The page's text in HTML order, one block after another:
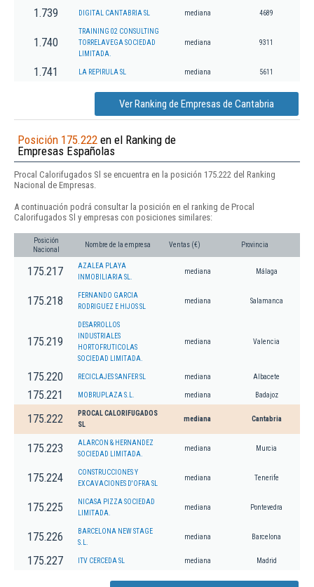
1.739 DIGITAL CANTABRIA SL mediana 4689
1.740
TRAINING 02 CONSULTING
TORRELAVEGA SOCIEDAD
LIMITADA.
mediana 9311
1.741 LA REPIRULA SL mediana 5611
Ver Ranking de Empresas de Cantabria
Posición 175.222 en el Ranking de
Empresas Españolas
Procal Calorifugados Sl se encuentra en la posición 175.222 del Ranking
Nacional de Empresas.
A continuación podrá consultar la posición en el ranking de Procal
Calorifugados Sl y empresas con posiciones similares:
Posición
Nacional
Nombre de la empresa Ventas (€) Provincia
175.217
AZALEA PLAYA
INMOBILIARIA SL.
mediana Málaga
175.218
FERNANDO GARCIA
RODRIGUEZ E HIJOS SL
mediana Salamanca
175.219
DESARROLLOS
INDUSTRIALES
HORTOFRUTICOLAS
SOCIEDAD LIMITADA.
mediana Valencia
175.220 RECICLAJES SANFER SL mediana Albacete
175.221 MOBRUPLAZA S.L. mediana Badajoz
175.222
PROCAL CALORIFUGADOS
SL
mediana Cantabria
175.223
ALARCON & HERNANDEZ
SOCIEDAD LIMITADA.
mediana Murcia
175.224
CONSTRUCCIONES Y
EXCAVACIONES D'OFRA SL
mediana Tenerife
175.225
NICASA PIZZA SOCIEDAD
LIMITADA.
mediana Pontevedra
175.226
BARCELONA NEW STAGE
S.L.
mediana Barcelona
175.227 ITV CERCEDA SL mediana Madrid